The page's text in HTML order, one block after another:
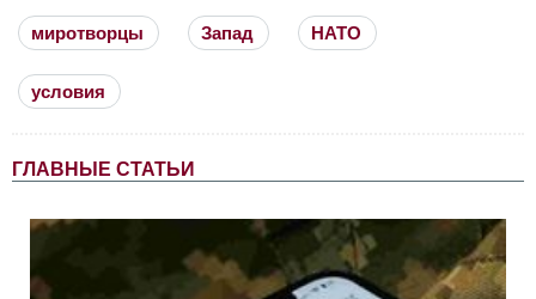
миротворцы Запад НАТО
условия
ГЛАВНЫЕ СТАТЬИ